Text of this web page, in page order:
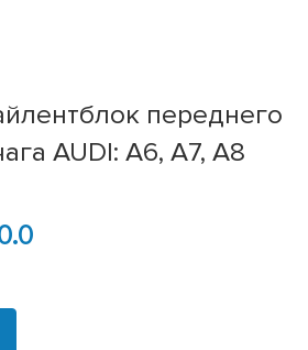
переднего
AUDI: A6, A7, A8